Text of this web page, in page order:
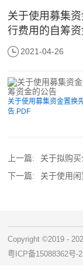
关于使用募集
行费用的自筹
2021-04-26
关于使用募集资金置换
告.PDF
上一篇:
关于拟购
下一篇:
关于使用
Copyright ©2019 -
粤ICP备15088362号-2